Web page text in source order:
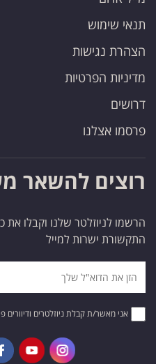
תנאי שימוש
הצהרת נגישות
מדיניות הפרטיות
דרושים
פרסמו אצלנו
רוצים להשאר
הרשמו לניוזלטר שלנו וקבלו
התקשורת ישרות למייל
אני מאשר/ת קבלת ניוזלטרים ודיוורים